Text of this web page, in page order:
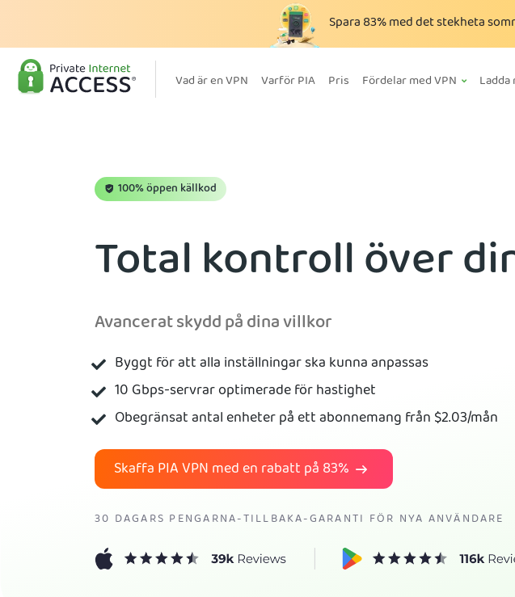
Spara83%med det stekheta
Vad är en VPN Varför PIA Pris Fördelar med VPN Ladda
100% öppen källkod
Total kontroll över
Avancerat skydd på dina villkor
Byggt för att alla inställningar ska kunna anpassas
10 Gbps-servrar optimerade för hastighet
Obegränsat antal enheter på ett abonnemang från$2.03/mån
Skaffa PIA VPN med en rabatt på83%
30 DAGARS PENGARNA-TILLBAKA-GARANTI FÖR NYA ANVÄNDARE